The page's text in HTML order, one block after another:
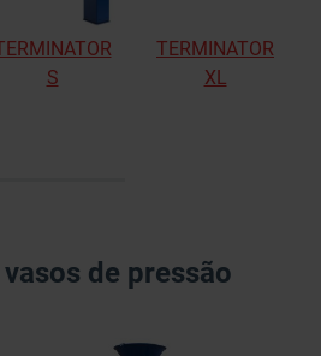
S
TERMINATOR
XL
de pressão